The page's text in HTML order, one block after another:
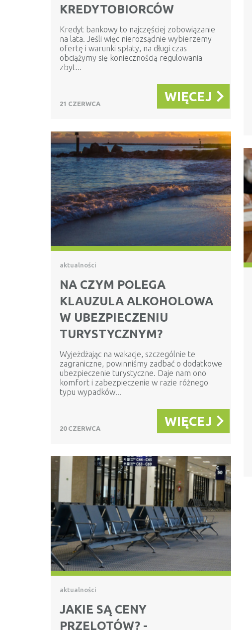
KREDYTOBIORCÓW
Kredyt bankowy to najczęściej zobowiązanie
na lata. Jeśli więc nierozsądnie wybierzemy
ofertę i warunki spłaty, na długi czas
obciążymy się koniecznością regulowania
zbyt...
21 CZERWCA WIĘCEJ
aktualności
NA CZYM POLEGA
KLAUZULA ALKOHOLOWA
W UBEZPIECZENIU
TURYSTYCZNYM?
Wyjeżdżając na wakacje, szczególnie te
zagraniczne, powinniśmy zadbać o dodatkowe
ubezpieczenie turystyczne. Daje nam ono
komfort i zabezpieczenie w razie różnego
typu wypadków...
20 CZERWCA WIĘCEJ
aktualności
JAKIE SĄ CENY
PRZELOTÓW? -